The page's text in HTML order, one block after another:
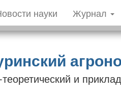
науки Журнал
и